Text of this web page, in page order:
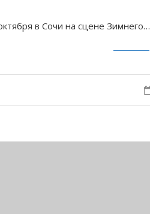
в Сочи на сцене Зимнего…